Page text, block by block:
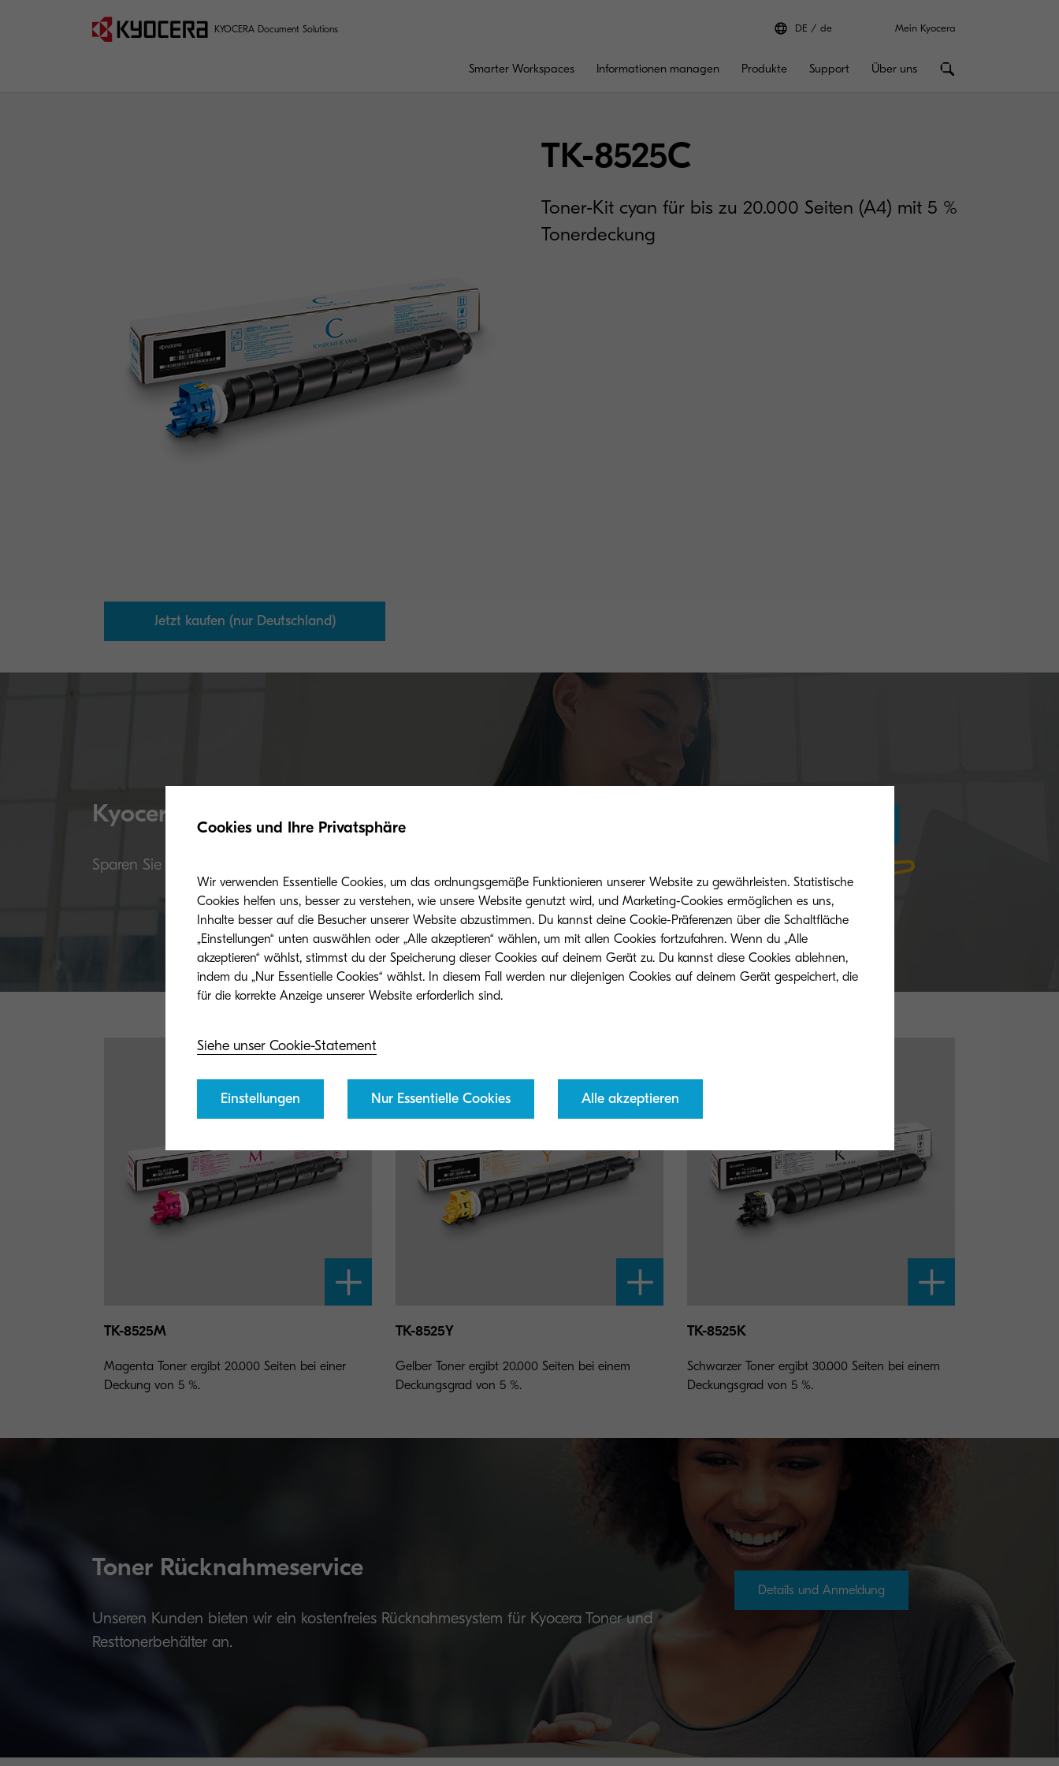
KYOCERA Document Solutions DE de Mein Kyocera
Smarter Workspaces Informationen managen Produkte Support Über uns
TK-8525C
Toner-Kit cyan für bis zu 20.000 Seiten (A4) mit 5 %
Tonerdeckung
Jetzt kaufen (nur Deutschland)
Kyocera Originaltoner
Sparen Sie nicht am falschen Ende: Die Vorteile beim Einsatz von Originaltoner
TK-8525M
Magenta Toner ergibt 20.000 Seiten bei einer
Deckung von 5 %.
TK-8525Y
Gelber Toner ergibt 20.000 Seiten bei einem
Deckungsgrad von 5 %.
TK-8525K
Schwarzer Toner ergibt 30.000 Seiten bei einem
Deckungsgrad von 5 %.
Toner Rücknahmeservice
Unseren Kunden bieten wir ein kostenfreies Rücknahmesystem für Kyocera Toner und
Resttonerbehälter an.
Details und Anmeldung
Cookies und Ihre Privatsphäre
Wir verwenden Essentielle Cookies, um das ordnungsgemäße Funktionieren unserer Website zu gewährleisten. Statistische
Cookies helfen uns, besser zu verstehen, wie unsere Website genutzt wird, und Marketing-Cookies ermöglichen es uns,
Inhalte besser auf die Besucher unserer Website abzustimmen. Du kannst deine Cookie-Präferenzen über die Schaltfläche
„Einstellungen“ unten auswählen oder „Alle akzeptieren“ wählen, um mit allen Cookies fortzufahren. Wenn du „Alle
akzeptieren“ wählst, stimmst du der Speicherung dieser Cookies auf deinem Gerät zu. Du kannst diese Cookies ablehnen,
indem du „Nur Essentielle Cookies“ wählst. In diesem Fall werden nur diejenigen Cookies auf deinem Gerät gespeichert, die
für die korrekte Anzeige unserer Website erforderlich sind.
Siehe unser Cookie-Statement
Einstellungen Nur Essentielle Cookies Alle akzeptieren